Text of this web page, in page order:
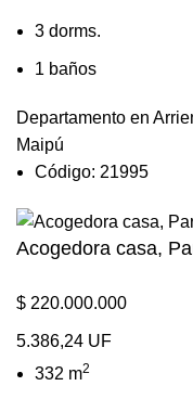
3 dorms.
1 baños
Departamento en
Maipú
Código: 21995
Acogedora casa,
$ 220.000.000
5.386,24 UF
332 m2